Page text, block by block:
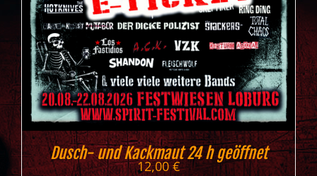
Dusch- und Kackmaut 24 h geöffnet
12,00€